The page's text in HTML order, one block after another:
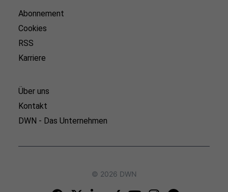
Abonnement
Cookies
RSS
Karriere
Über uns
Kontakt
DWN - Das Unternehmen
© 2026 DWN